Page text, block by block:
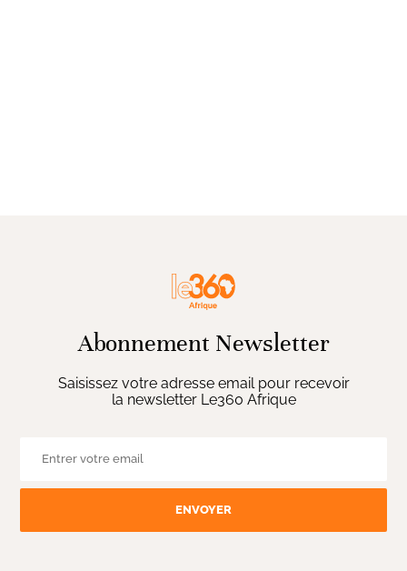
Abonnement Newsletter
Saisissez votre adresse email pour recevoir
la newsletter Le360 Afrique
ENVOYER